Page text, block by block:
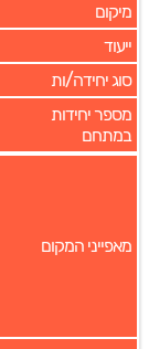
מיקום
ייעוד
סוג יחידה/ות
מספר יחידות
במתחם
מאפייני המקום